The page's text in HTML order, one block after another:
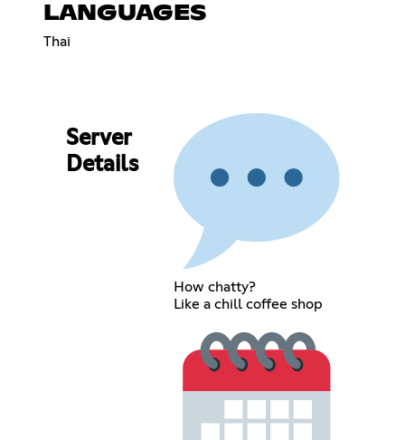
LANGUAGES
Thai
Server
Details
How chatty?
Like a chill coffee shop